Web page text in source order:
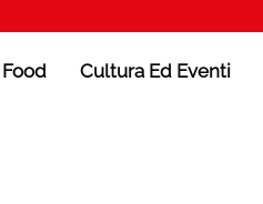
Food Cultura Ed Eventi